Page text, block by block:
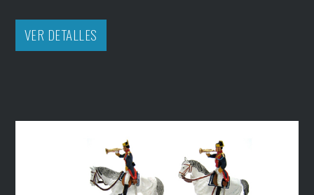
VER DETALLES